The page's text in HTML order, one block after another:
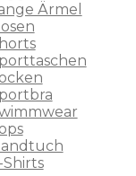
Ärmel
Shirts